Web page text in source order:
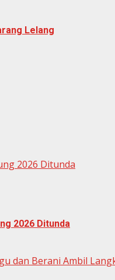
Lelang
2026 Ditunda
2026 Ditunda
dan Berani Ambil